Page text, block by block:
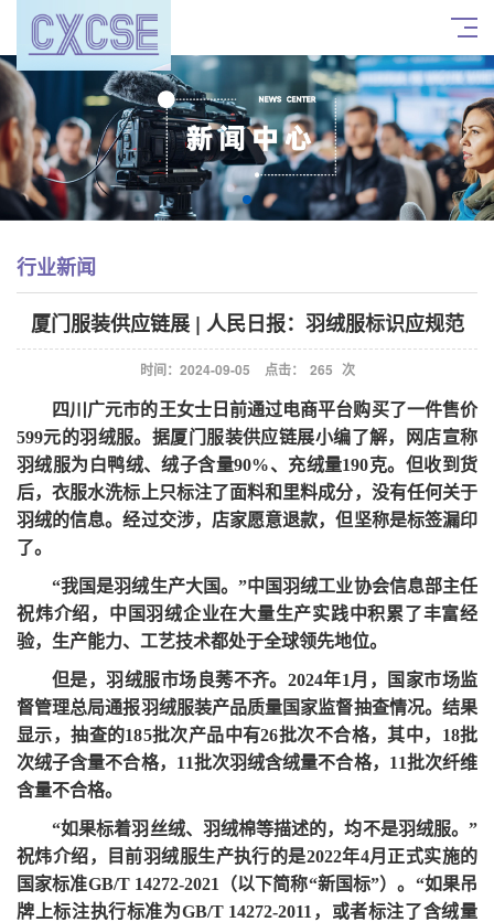
行业新闻
厦门服装供应链展 | 人民日报：羽绒服标识应规范
时间：2024-09-05 点击： 265 次
四川广元市的王女士日前通过电商平台购买了一件售价
599元的羽绒服。 据厦门服装供应链展小编了解，
网店宣称
羽绒服为白鸭绒、绒子含量90%、充绒量190克。但收到货
后，衣服水洗标上只标注了面料和里料成分，没有任何关于
羽绒的信息。经过交涉，店家愿意退款，但坚称是标签漏印
了。
“我国是羽绒生产大国。”中国羽绒工业协会信息部主任
祝炜介绍，中国羽绒企业在大量生产实践中积累了丰富经
验，生产能力、工艺技术都处于全球领先地位。
但是，羽绒服市场良莠不齐。 2024年1月，国家市场监
督管理总局通报羽绒服装产品质量国家监督抽查情况。结果
显示，抽查的185批次产品中有26批次不合格，其中，18批
次绒子含量不合格，11批次羽绒含绒量不合格，11批次纤维
含量不合格。
“如果标着羽丝绒、羽绒棉等描述的，均不是羽绒服。”
祝炜介绍，目前羽绒服生产执行的是2022年4月正式实施的
国家标准GB/T 14272-2021（以下简称“新国标”）。“如果吊
牌上标注执行标准为GB/T 14272-2011，或者标注了含绒量